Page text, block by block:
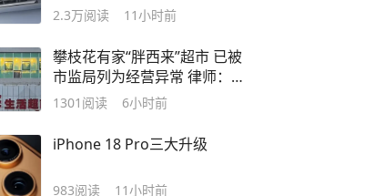
2.3万阅读 11小时前
攀枝花有家“胖西来”超市 已被
市监局列为经营异常 律师：
涉嫌对“胖东来”商标侵权
1301 阅读 6小时前
iPhone 18 Pro三大升级
983阅读 11小时前